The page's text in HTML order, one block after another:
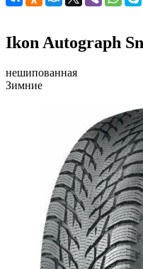
Ikon Autograph
нешипованная
Зимние